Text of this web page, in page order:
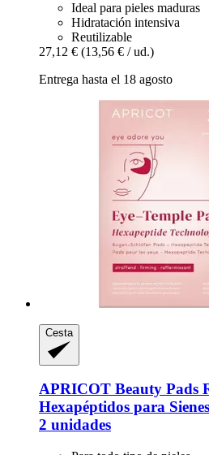
Ideal para pieles maduras
Hidratación intensiva
Reutilizable
27,12 € (13,56 € / ud.)
Entrega hasta el 18 agosto
Cesta
APRICOT Beauty Pads
Hexapéptidos para
2 unidades